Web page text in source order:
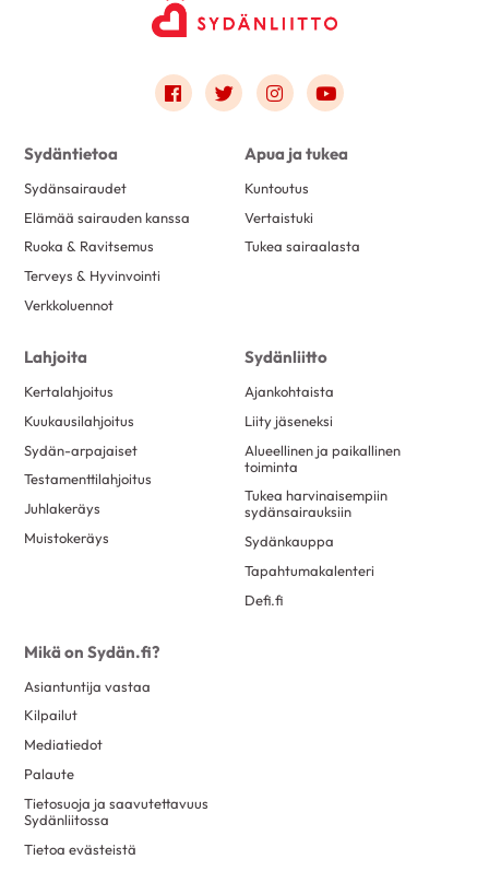
Link to facebook
Link to twitter
Link to instagram
Link to youtube
Sydäntietoa
Sydänsairaudet
Elämää sairauden kanssa
Ruoka & Ravitsemus
Terveys & Hyvinvointi
Verkkoluennot
Apua ja tukea
Kuntoutus
Vertaistuki
Tukea sairaalasta
Lahjoita
Kertalahjoitus
Kuukausilahjoitus
Sydän-arpajaiset
Testamenttilahjoitus
Juhlakeräys
Muistokeräys
Sydänliitto
Ajankohtaista
Liity jäseneksi
Alueellinen ja paikallinen
toiminta
Tukea harvinaisempiin
sydänsairauksiin
Sydänkauppa
Tapahtumakalenteri
Defi.fi
Mikä on Sydän.fi?
Asiantuntija vastaa
Kilpailut
Mediatiedot
Palaute
Tietosuoja ja saavutettavuus
Sydänliitossa
Tietoa evästeistä